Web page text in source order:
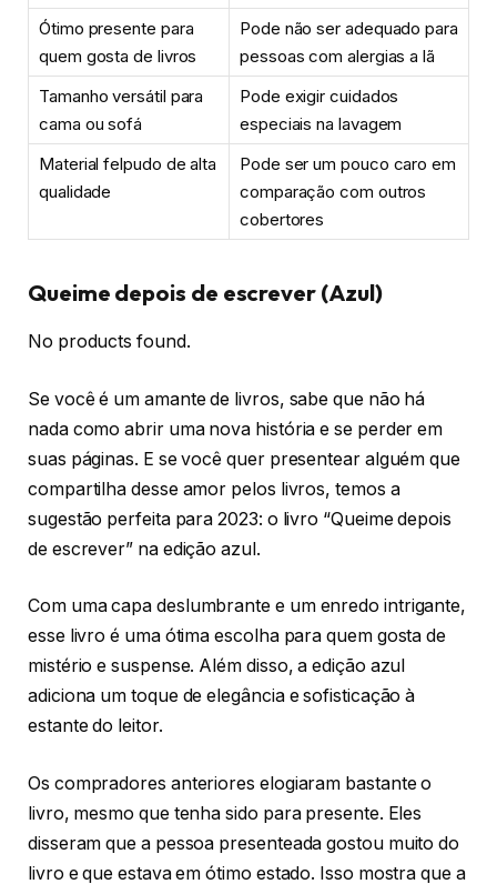
Ótimo presente para
quem gosta de livros
Pode não ser adequado para
pessoas com alergias a lã
Tamanho versátil para
cama ou sofá
Pode exigir cuidados
especiais na lavagem
Material felpudo de alta
qualidade
Pode ser um pouco caro em
comparação com outros
cobertores
Queime depois de escrever (Azul)
No products found.
Se você é um amante de livros, sabe que não há
nada como abrir uma nova história e se perder em
suas páginas. E se você quer presentear alguém que
compartilha desse amor pelos livros, temos a
sugestão perfeita para 2023: o livro “Queime depois
de escrever” na edição azul.
Com uma capa deslumbrante e um enredo intrigante,
esse livro é uma ótima escolha para quem gosta de
mistério e suspense. Além disso, a edição azul
adiciona um toque de elegância e sofisticação à
estante do leitor.
Os compradores anteriores elogiaram bastante o
livro, mesmo que tenha sido para presente. Eles
disseram que a pessoa presenteada gostou muito do
livro e que estava em ótimo estado. Isso mostra que a